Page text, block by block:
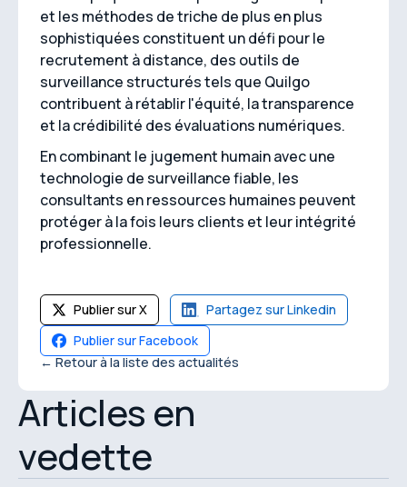
et les méthodes de triche de plus en plus
sophistiquées constituent un défi pour le
recrutement à distance, des outils de
surveillance structurés tels que Quilgo
contribuent à rétablir l'équité, la transparence
et la crédibilité des évaluations numériques.
En combinant le jugement humain avec une
technologie de surveillance fiable, les
consultants en ressources humaines peuvent
protéger à la fois leurs clients et leur intégrité
professionnelle.
Publier sur X
Partagez sur Linkedin
Publier sur Facebook
← Retour à la liste des actualités
Articles en
vedette